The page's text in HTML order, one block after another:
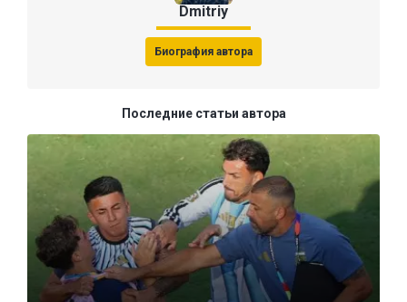
Dmitriy
Биография автора
Последние статьи автора